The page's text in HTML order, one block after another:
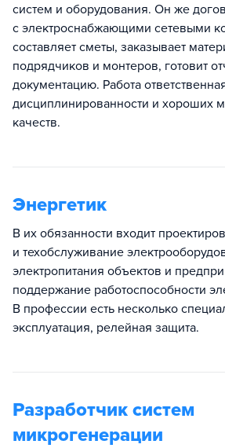
систем и оборудования. Он же
с электроснабжающими сетевыми
составляет сметы, заказывает
подрядчиков и монтеров, готовит
документацию. Работа
дисциплинированности и хороших
качеств.
Энергетик
В их обязанности входит
и техобслуживание
электропитания объектов и
поддержание работоспособности
В профессии есть несколько
эксплуатация, релейная защита.
Разработчик систем
микрогенерации